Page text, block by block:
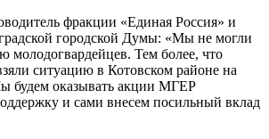
фракции «Единая Россия» и
городской Думы: «Мы не могли
молодогвардейцев. Тем более, что
ситуацию в Котовском районе на
будем оказывать акции МГЕР
и сами внесем посильный вклад